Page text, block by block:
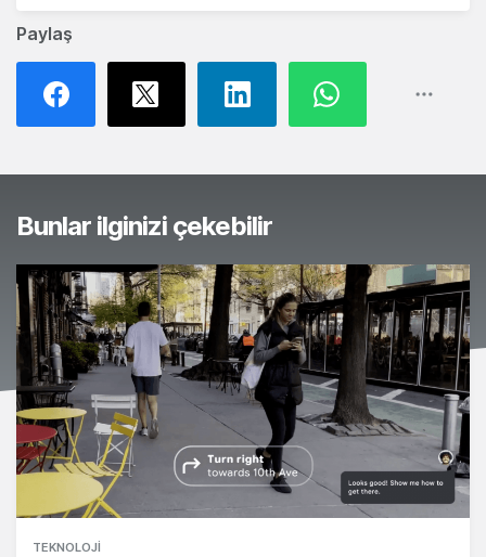
Paylaş
Bunlar ilginizi çekebilir
TEKNOLOJI